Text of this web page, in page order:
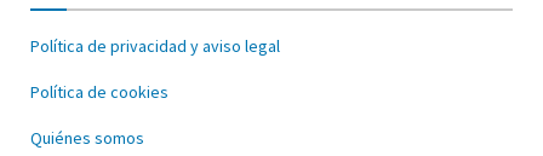
Política de privacidad y aviso legal
Política de cookies
Quiénes somos